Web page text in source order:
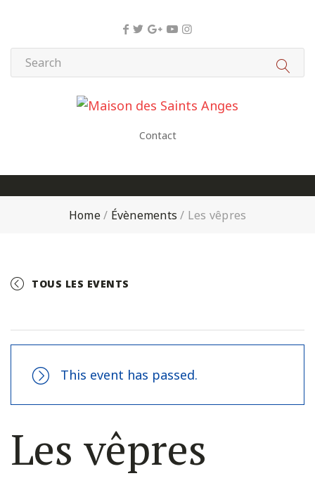
Contact
Home/ Évènements / Les vêpres
TOUS LES EVENTS
This event has passed.
Les vêpres